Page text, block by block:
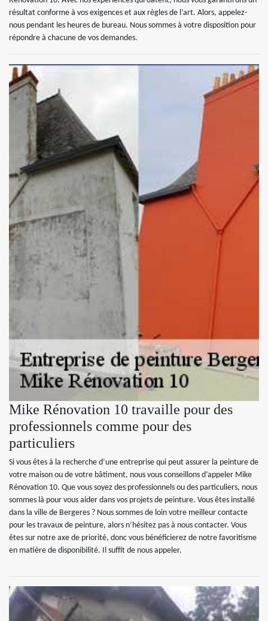
résultat conforme à vos exigences et aux règles de l’art. Alors, appelez-
nous pendant les heures de bureau. Nous sommes à votre disposition pour
répondre à chacune de vos demandes.
Mike Rénovation 10 travaille pour des
professionnels comme pour des
particuliers
Si vous êtes à la recherche d’une entreprise qui peut assurer la peinture de
votre maison ou de votre bâtiment, nous vous conseillons d’appeler Mike
Rénovation 10. Que vous soyez des professionnels ou des particuliers, nous
sommes là pour vous aider dans vos projets de peinture. Vous êtes installé
dans la ville de Bergeres ? Nous sommes de loin votre meilleur contacte
pour les travaux de peinture, alors n’hésitez pas à nous contacter. Vous
êtes sur notre axe de priorité, donc vous bénéficierez de notre favoritisme
en matière de disponibilité. Il suffit de nous appeler.